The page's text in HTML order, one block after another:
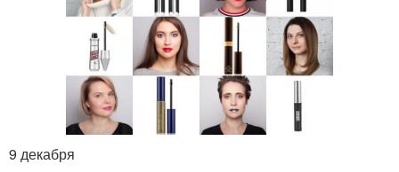
9 декабря